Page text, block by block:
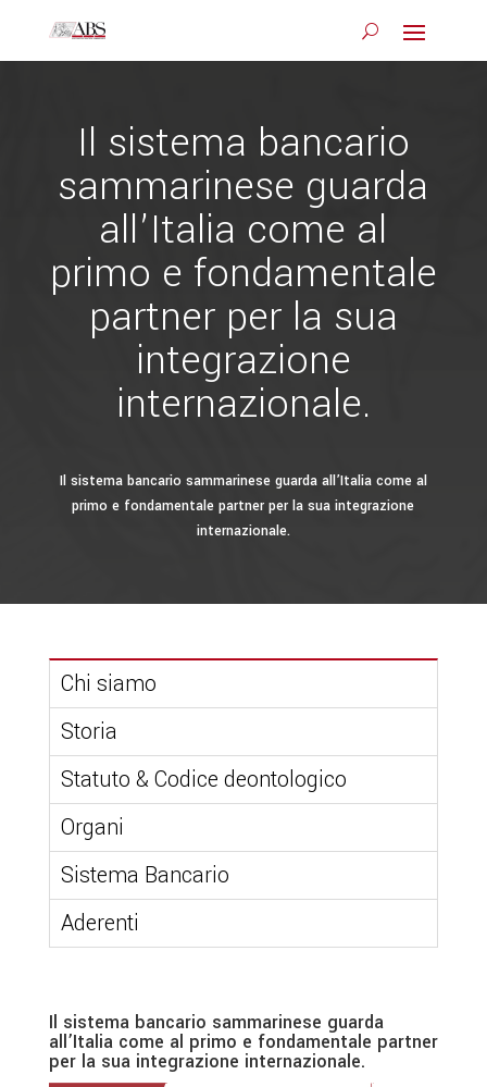
Il sistema bancario
sammarinese guarda
all’Italia come al
primo e fondamentale
partner per la sua
integrazione
internazionale.
Il sistema bancario sammarinese guarda all’Italia come al
primo e fondamentale partner per la sua integrazione
internazionale.
Chi siamo
Storia
Statuto & Codice deontologico
Organi
Sistema Bancario
Aderenti
Il sistema bancario sammarinese guarda
all’Italia come al primo e fondamentale partner
per la sua integrazione internazionale.